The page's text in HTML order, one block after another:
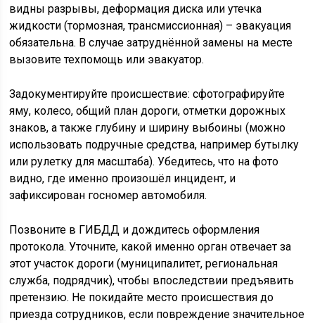
видны разрывы, деформация диска или утечка
жидкости (тормозная, трансмиссионная) – эвакуация
обязательна. В случае затруднённой замены на месте
вызовите техпомощь или эвакуатор.
Задокументируйте происшествие: сфотографируйте
яму, колесо, общий план дороги, отметки дорожных
знаков, а также глубину и ширину выбоины (можно
использовать подручные средства, например бутылку
или рулетку для масштаба). Убедитесь, что на фото
видно, где именно произошёл инцидент, и
зафиксирован госномер автомобиля.
Позвоните в ГИБДД и дождитесь оформления
протокола. Уточните, какой именно орган отвечает за
этот участок дороги (муниципалитет, региональная
служба, подрядчик), чтобы впоследствии предъявить
претензию. Не покидайте место происшествия до
приезда сотрудников, если повреждение значительное